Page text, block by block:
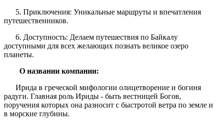
5. Приключения: Уникальные маршруты и впечатления
путешественников.
6. Доступность: Делаем путешествия по Байкалу
доступными для всех желающих познать великое озеро
планеты.
О названии компании:
Ирида в греческой мифологии олицетворение и богиня
радуги. Главная роль Ириды - быть вестницей Богов,
поручения которых она разносит с быстротой ветра по земле и
в морские глубины.